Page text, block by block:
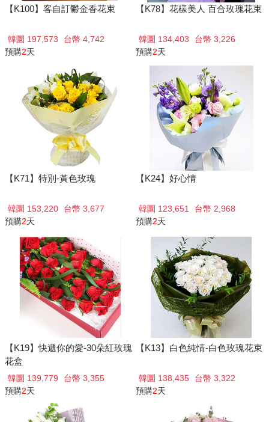
【K100】客自訂鬱金香花束
韓圜 197,573
台幣 4,742
預購2天
【K78】花樣美人 百合玫瑰花束
韓圜 134,403
台幣 3,226
預購2天
【K71】特別-黃色玫瑰
韓圜 153,220
台幣 3,677
預購2天
【K24】好心情
韓圜 123,651
台幣 2,968
預購2天
【K19】快遞你的愛-30朵紅玫瑰
花盒
韓圜 139,779
台幣 3,355
預購2天
【K13】白色純情-白色玫瑰花束
韓圜 138,435
台幣 3,322
預購2天